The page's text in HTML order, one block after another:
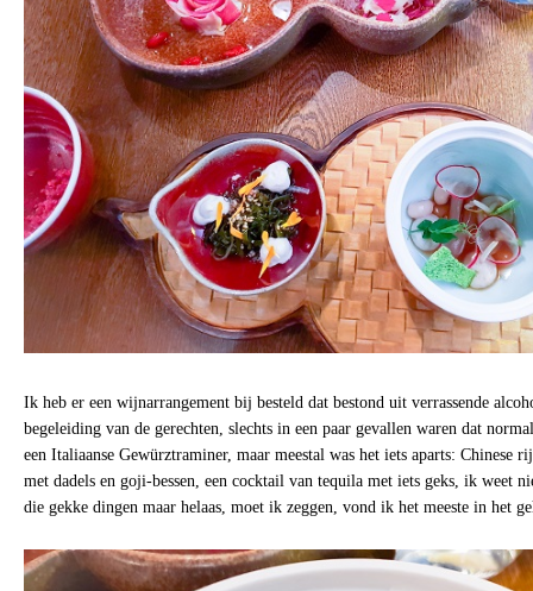
Ik heb er een wijnarrangement bij besteld dat bestond uit verrassende
begeleiding van de gerechten, slechts in een paar gevallen waren dat
een Italiaanse Gewürztraminer, maar meestal was het iets aparts: Chinese
met dadels en goji-bessen, een cocktail van tequila met iets geks, ik weet
die gekke dingen maar helaas, moet ik zeggen, vond ik het meeste in het